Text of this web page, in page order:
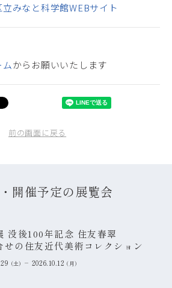
立みなと科学館WEBサイト
からお願いいたします
前の画面に戻る
開催予定の展覧会
没後100年記念 住友春翠
の住友近代美術コレクション
土 2026.10.12 月